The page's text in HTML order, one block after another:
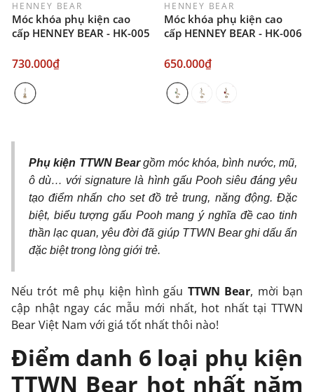
HENNEY BEAR
Móc khóa phụ kiện cao
cấp HENNEY BEAR - HK-005
730.000₫
HENNEY BEAR
Móc khóa phụ kiện cao
cấp HENNEY BEAR - HK-006
650.000₫
Phụ kiện TTWN Beargồm móc khóa, bình nước, mũ,
ô dù… với signature là hình gấu Pooh siêu đáng yêu
tạo điểm nhấn cho set đồ trẻ trung, năng động. Đặc
biệt, biểu tượng gấu Pooh mang ý nghĩa đề cao tinh
thần lạc quan, yêu đời đã giúp TTWN Bear ghi dấu ấn
đặc biệt trong lòng giới trẻ.
Nếu trót mê phụ kiện hình gấu TTWN Bear, mời bạn
cập nhật ngay các mẫu mới nhất, hot nhất tại TTWN
Bear Việt Nam với giá tốt nhất thôi nào!
Điểm danh 6 loại phụ kiện
TTWN Bear hot nhất năm